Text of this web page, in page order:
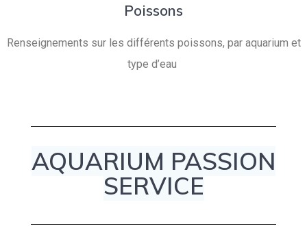
Poissons
Renseignements sur les différents poissons, par aquarium et
type d’eau
AQUARIUM PASSION
SERVICE